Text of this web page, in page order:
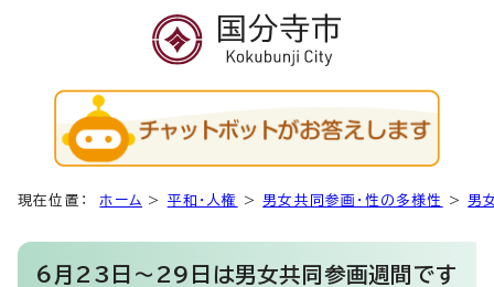
現在位置： ホーム > 平和・人権 >男女共同参画・性の多様性 >男
6月23日～29日は男女共同参画週間です